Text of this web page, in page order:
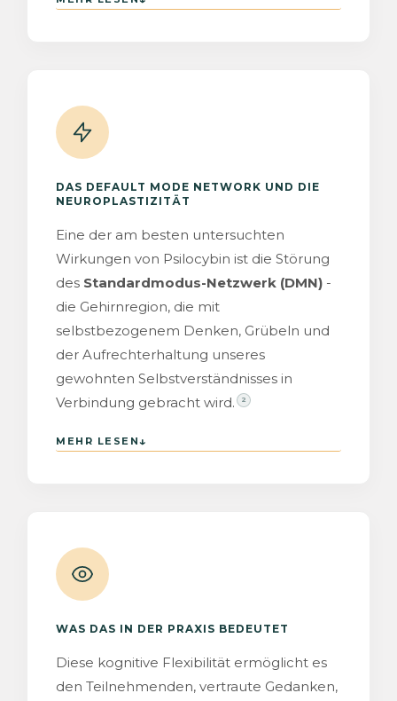
DAS DEFAULT MODE NETWORK UND DIE
NEUROPLASTIZITÄT
Eine der am besten untersuchten
Wirkungen von Psilocybin ist die Störung
des Standardmodus-Netzwerk (DMN) -
die Gehirnregion, die mit
selbstbezogenem Denken, Grübeln und
der Aufrechterhaltung unseres
gewohnten Selbstverständnisses in
Verbindung gebracht wird.
2
MEHR LESEN↓
WAS DAS IN DER PRAXIS BEDEUTET
Diese kognitive Flexibilität ermöglicht es
den Teilnehmenden, vertraute Gedanken,